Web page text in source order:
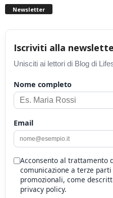
Newsletter
Iscriviti alla
Unisciti ai lettori di Blog di
Nome completo
Email
Acconsento al trattamento
comunicazione a terze
promozionali, come
privacy policy.